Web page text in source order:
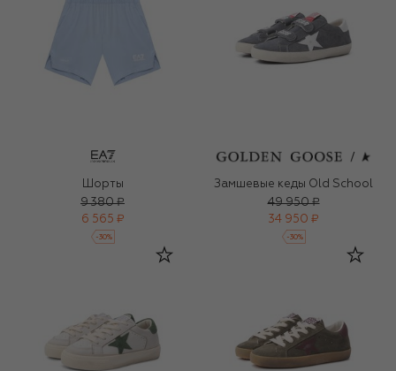
Шорты
9 380 ₽
6 565 ₽
-30%
Замшевые кеды Old School
49 950 ₽
34 950 ₽
-30%